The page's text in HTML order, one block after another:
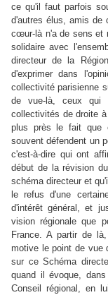
ce qu'il faut parfois
d'autres élus, amis de
cœur-là n'a de sens et
solidaire avec
directeur de la
d'exprimer dans
collectivité parisienne
de vue-là, ceux qui
collectivités de droite
plus près le fait que
souvent défendent un
c'est-à-dire qui ont
début de la révision
schéma directeur et
le refus d'une
d'intérêt général, et
vision régionale que
France. A partir de
motive le point de vue
sur ce Schéma
quand il évoque,
Conseil régional, en